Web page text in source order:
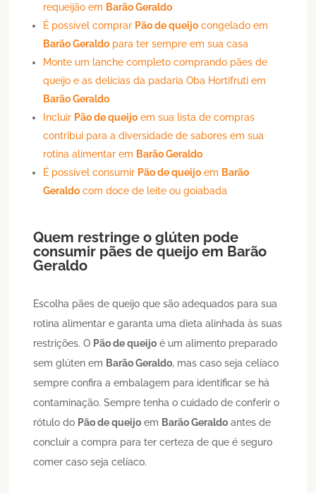
requeijão em Barão Geraldo
É possível comprar Pão de queijo congelado em
Barão Geraldo para ter sempre em sua casa
Monte um lanche completo comprando pães de
queijo e as delícias da padaria Oba Hortifruti em
Barão Geraldo
Incluir Pão de queijo em sua lista de compras
contribui para a diversidade de sabores em sua
rotina alimentar em Barão Geraldo
É possível consumir Pão de queijo em Barão
Geraldo com doce de leite ou goiabada
Quem restringe o glúten pode
consumir pães de queijo em Barão
Geraldo
Escolha pães de queijo que são adequados para sua
rotina alimentar e garanta uma dieta alinhada às suas
restrições. O Pão de queijo é um alimento preparado
sem glúten em Barão Geraldo, mas caso seja celíaco
sempre confira a embalagem para identificar se há
contaminação. Sempre tenha o cuidado de conferir o
rótulo do Pão de queijo em Barão Geraldo antes de
concluir a compra para ter certeza de que é seguro
comer caso seja celíaco.